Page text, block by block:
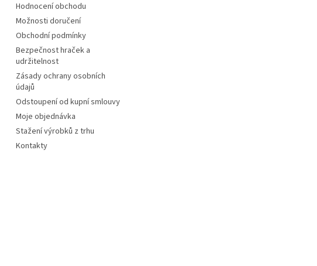
Hodnocení obchodu
Možnosti doručení
Obchodní podmínky
Bezpečnost hraček a
udržitelnost
Zásady ochrany osobních
údajů
Odstoupení od kupní smlouvy
Moje objednávka
Stažení výrobků z trhu
Kontakty